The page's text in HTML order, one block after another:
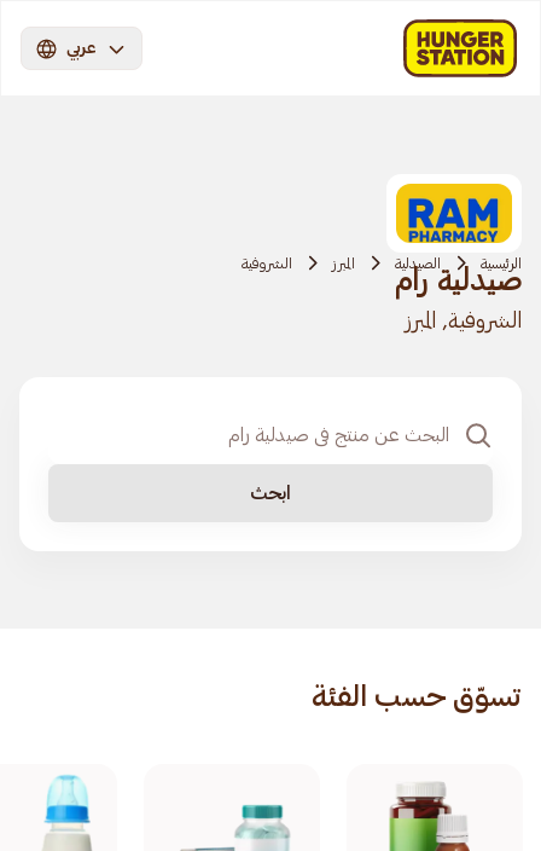
عربي
الرئيسية الصيدلية المبرز الشروفية
صيدلية رام
الشروفية, المبرز
ابحث
تسوّق حسب الفئة